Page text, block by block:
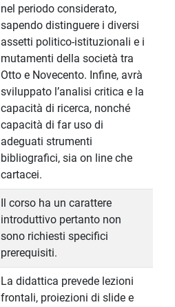
nel periodo considerato,
sapendo distinguere i diversi
assetti politico-istituzionali e i
mutamenti della società tra
Otto e Novecento. Infine, avrà
sviluppato l’analisi critica e la
capacità di ricerca, nonché
capacità di far uso di
adeguati strumenti
bibliografici, sia on line che
cartacei.
Il corso ha un carattere
introduttivo pertanto non
sono richiesti specifici
prerequisiti.
La didattica prevede lezioni
frontali, proiezioni di slide e